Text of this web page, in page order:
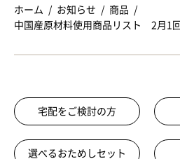
ホーム お知らせ
商品
中国産原材料使用商品リスト 2月1回
宅配をご検討の方
選べるおためしセット